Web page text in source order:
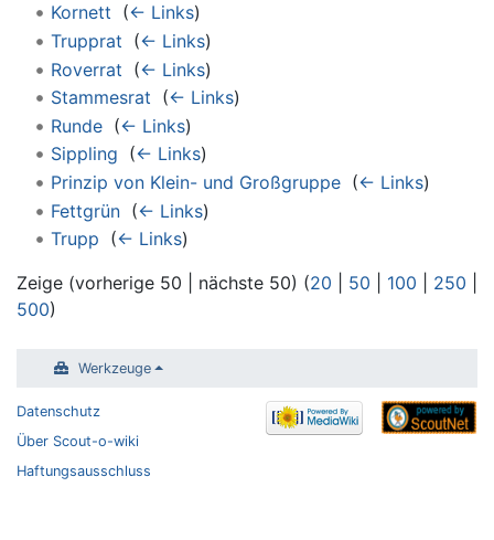
Kornett (← Links)
Trupprat (← Links)
Roverrat (← Links)
Stammesrat (← Links)
Runde‎ (← Links)
Sippling (← Links)
Prinzip von Klein- und Großgruppe‎ (← Links)
Fettgrün‎ (← Links)
Trupp (← Links)
Zeige (vorherige 50 | nächste 50) (20 50 100 250
500)
Werkzeuge
Datenschutz
Über Scout-o-wiki
Haftungsausschluss